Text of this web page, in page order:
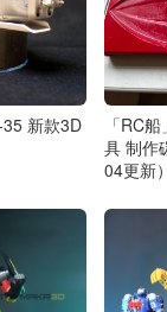
35 新款3D
「RC
具 制作
04更新）